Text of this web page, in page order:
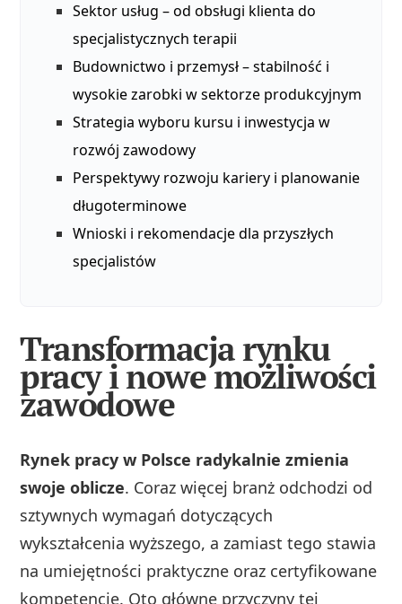
Sektor usług – od obsługi klienta do
specjalistycznych terapii
Budownictwo i przemysł – stabilność i
wysokie zarobki w sektorze produkcyjnym
Strategia wyboru kursu i inwestycja w
rozwój zawodowy
Perspektywy rozwoju kariery i planowanie
długoterminowe
Wnioski i rekomendacje dla przyszłych
specjalistów
Transformacja rynku
pracy i nowe możliwości
zawodowe
Rynek pracy w Polsce radykalnie zmienia
swoje oblicze. Coraz więcej branż odchodzi od
sztywnych wymagań dotyczących
wykształcenia wyższego, a zamiast tego stawia
na umiejętności praktyczne oraz certyfikowane
kompetencje. Oto główne przyczyny tej